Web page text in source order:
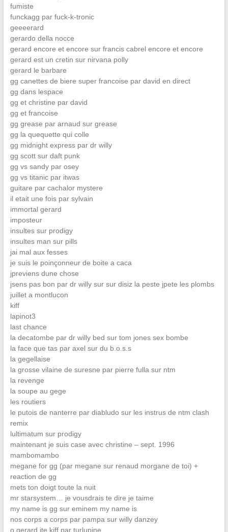
fumiste
funckagg par fuck-k-tronic
geeeerard
gerardo della nocce
gerard encore et encore sur francis cabrel encore et encore
gerard est un cretin sur nirvana polly
gerard le barbare
gg canettes de biere super francoise par david en direct
gg dans lespace
gg et christine par david
gg et francoise
gg grease par arnaud sur grease
gg la quequette qui colle
gg midnight express par dr willy
gg scott sur daft punk
gg vs sandy par osey
gg vs titanic par itwas
guitare par cachalor mystere
il etait une fois par sylvain
immortal gerard
imposteur
insultes sur prodigy
insultes man sur pills
jai mal aux fesses
je suis le poinçonneur de boite a caca
jpreviens dune chose
jsens pas bon par dr willy sur sur disiz la peste jpete les plombs
juillet a montlucon
kiff
lapinot3
last chance
la decatombe par dr willy bed sur tom jones sex bombe
la face que tas par axel sur du b.o.s.s
la gegellaise
la grosse vilaine de suresne par pierre fulla sur ntm
la revenge
la soupe au gege
les routiers
le putois de nanterre par diabludo sur les instrus de ntm clash
remix
lultimatum sur prodigy
maintenant je suis case avec christine – sept. 1996
mambomambo
megane for gg (par megane sur renaud morgane de toi) +
reaction de gg
mets ton doigt toute la nuit
mr starsystem… je vousdrais te dire je taime
my name is gg sur eminem my name is
nos corps a corps par pampa sur willy danzey
o gerard jte kiff par turlupine